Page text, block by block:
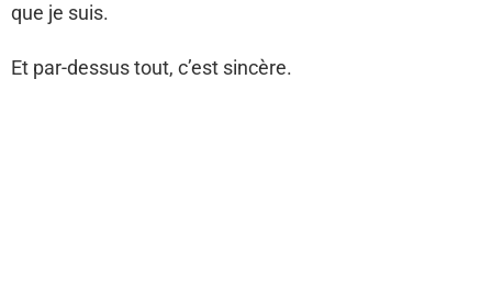
que je suis.
Et par-dessus tout, c’est sincère.